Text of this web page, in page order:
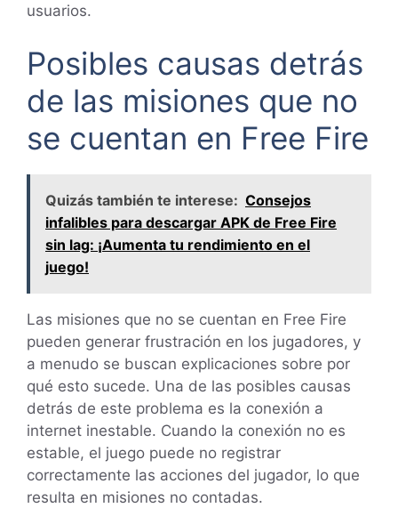
usuarios.
Posibles causas detrás
de las misiones que no
se cuentan en Free Fire
Quizás también te interese: Consejos
infalibles para descargar APK de Free Fire
sin lag: ¡Aumenta tu rendimiento en el
juego!
Las misiones que no se cuentan en Free Fire
pueden generar frustración en los jugadores, y
a menudo se buscan explicaciones sobre por
qué esto sucede. Una de las posibles causas
detrás de este problema es la conexión a
internet inestable. Cuando la conexión no es
estable, el juego puede no registrar
correctamente las acciones del jugador, lo que
resulta en misiones no contadas.